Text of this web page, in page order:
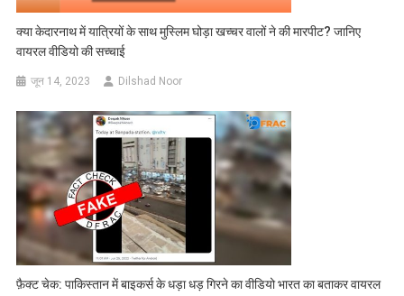
क्या केदारनाथ में यात्रियों के साथ मुस्लिम घोड़ा खच्चर वालों ने की मारपीट? जानिए
वायरल वीडियो की सच्चाई
जून 14, 2023 Dilshad Noor
फ़ैक्ट चेक: पाकिस्तान में बाइकर्स के धड़ा धड़ गिरने का वीडियो भारत का बताकर वायरल